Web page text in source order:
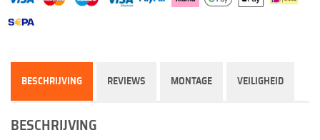
BESCHRIJVING REVIEWS MONTAGE VEILIGHEID
BESCHRIJVING